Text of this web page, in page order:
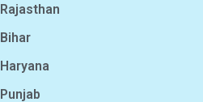
Rajasthan
Bihar
Haryana
Punjab